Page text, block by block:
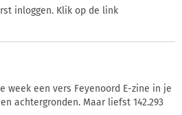
inloggen. Klik op de link
week een vers Feyenoord E-zine in je
achtergronden. Maar liefst 142.293